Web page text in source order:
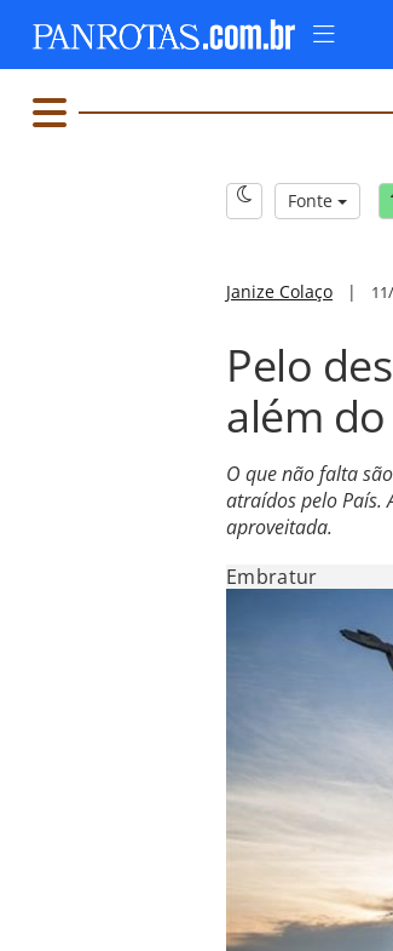
Fonte
Janize Colaço |
Pelo
além
O que não falta
atraídos pelo País.
aproveitada.
Embratur